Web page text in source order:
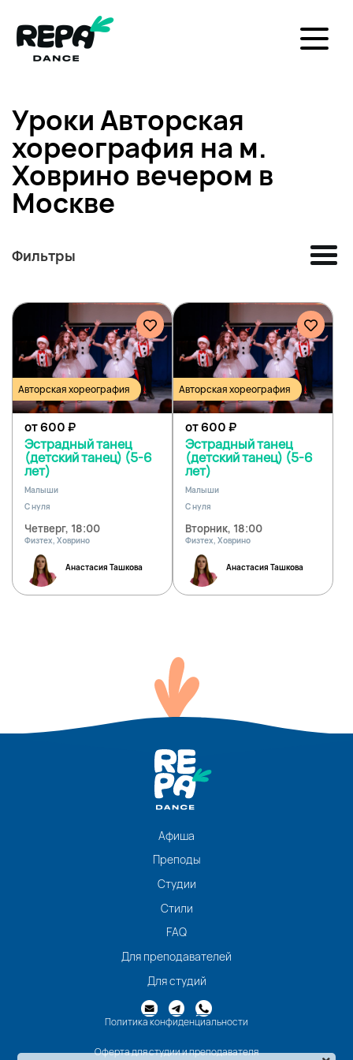
Уроки Авторская
хореография на м.
Ховрино вечером в
Москве
Фильтры
Авторская хореография
от 600₽
Эстрадный танец
(детский танец) (5-6
лет)
Малыши
С нуля
Четверг, 18:00
Физтех, Ховрино
Анастасия Ташкова
Авторская хореография
от 600₽
Эстрадный танец
(детский танец) (5-6
лет)
Малыши
С нуля
Вторник, 18:00
Физтех, Ховрино
Анастасия Ташкова
Афиша
Преподы
Студии
Стили
FAQ
Для преподавателей
Для студий
Политика конфиденциальности
Оферта для студии и преподавателя